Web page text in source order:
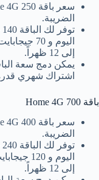
الضريبة.
إلى 12 ظهراً.
يمكن دمج سعة
اشتراك شهري قدره 60
باقة Home 4G 700
الضريبة.
إلى 12 ظهراً.